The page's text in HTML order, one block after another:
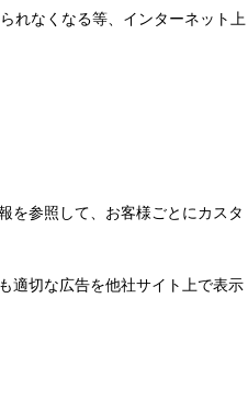
れなくなる等、インターネット上
を参照して、お客様ごとにカスタ
適切な広告を他社サイト上で表示